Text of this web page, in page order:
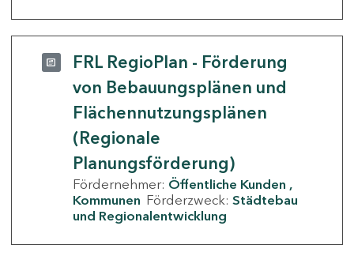
FRL RegioPlan - Förderung
von Bebauungsplänen und
Flächennutzungsplänen
(Regionale
Planungsförderung)
Fördernehmer: Öffentliche Kunden
Kommunen Förderzweck: Städtebau
und Regionalentwicklung